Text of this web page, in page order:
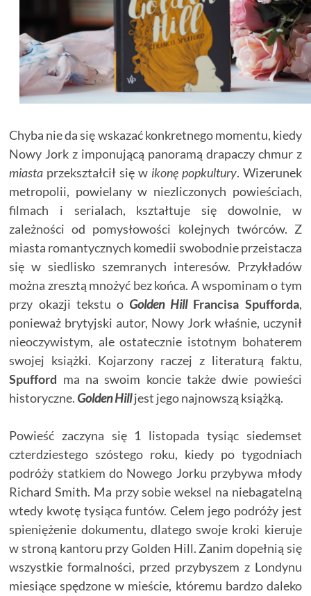
Chyba nie da się wskazać konkretnego momentu, kiedy
Nowy Jork z imponującą panoramą drapaczy chmur z
miasta przekształcił się w ikonę popkultury. Wizerunek
metropolii, powielany w niezliczonych powieściach,
filmach i serialach, kształtuje się dowolnie, w
zależności od pomysłowości kolejnych twórców. Z
miasta romantycznych komedii swobodnie przeistacza
się w siedlisko szemranych interesów. Przykładów
można zresztą mnożyć bez końca. A wspominam o tym
przy okazji tekstu o Golden Hill Francisa Spufforda,
ponieważ brytyjski autor, Nowy Jork właśnie, uczynił
nieoczywistym, ale ostatecznie istotnym bohaterem
swojej książki. Kojarzony raczej z literaturą faktu,
Spufford ma na swoim koncie także dwie powieści
historyczne. Golden Hilljest jego najnowszą książką.
Powieść zaczyna się 1 listopada tysiąc siedemset
czterdziestego szóstego roku, kiedy po tygodniach
podróży statkiem do Nowego Jorku przybywa młody
Richard Smith. Ma przy sobie weksel na niebagatelną
wtedy kwotę tysiąca funtów. Celem jego podróży jest
spieniężenie dokumentu, dlatego swoje kroki kieruje
w stroną kantoru przy Golden Hill. Zanim dopełnią się
wszystkie formalności, przed przybyszem z Londynu
miesiące spędzone w mieście, któremu bardzo daleko